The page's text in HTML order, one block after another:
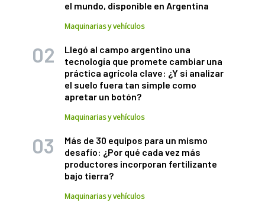
el mundo, disponible en Argentina
Maquinarias y vehículos
Llegó al campo argentino una
tecnología que promete cambiar una
práctica agrícola clave: ¿Y si analizar
el suelo fuera tan simple como
apretar un botón?
Maquinarias y vehículos
Más de 30 equipos para un mismo
desafío: ¿Por qué cada vez más
productores incorporan fertilizante
bajo tierra?
Maquinarias y vehículos